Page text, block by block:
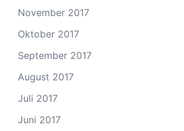
November 2017
Oktober 2017
September 2017
August 2017
Juli 2017
Juni 2017